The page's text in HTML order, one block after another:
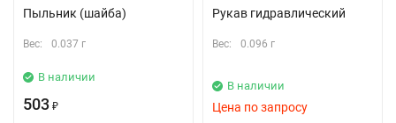
Пыльник (шайба)
Вес: 0.037 г
В наличии
503 ₽
Рукав гидравлический
Вес: 0.096 г
В наличии
Цена по запросу